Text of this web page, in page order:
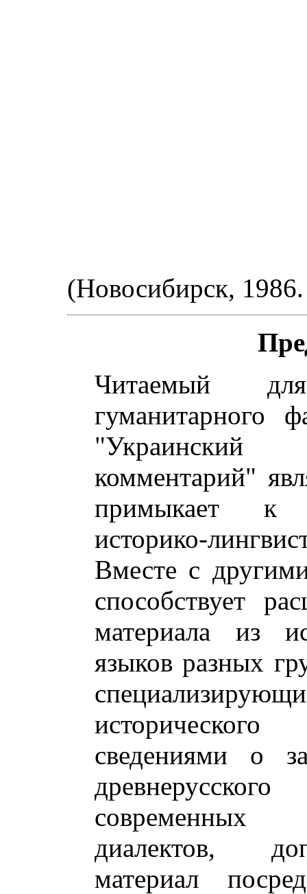
(Новосибирск,
Читаемый для
гуманитарного
"Украинский
комментарий"
примыкает к
историко-
Вместе с
способствует
материала из
языков разных
сведениями о
современных
диалектов,
материал